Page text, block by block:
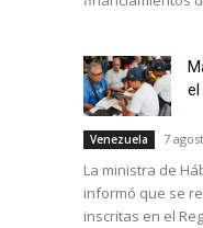
Venezuela 7
La ministra de
informó que se
inscritas en el